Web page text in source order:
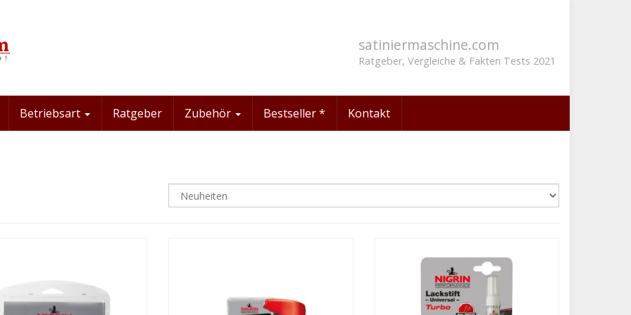
satiniermaschine.com
Ratgeber, Vergleiche & Fakten Tests 2021
Betriebsart Ratgeber Zubehör Bestseller * Kontakt